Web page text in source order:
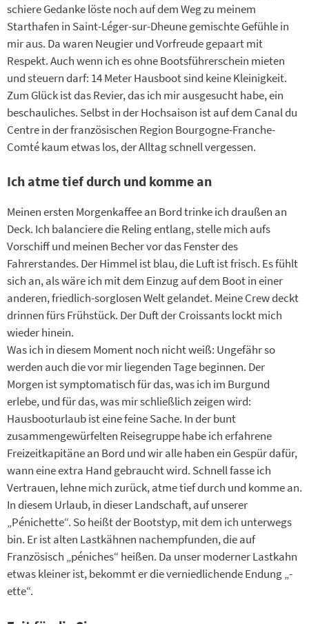
schiere Gedanke löste noch auf dem Weg zu meinem
Starthafen in Saint-Léger-sur-Dheune gemischte Gefühle in
mir aus. Da waren Neugier und Vorfreude gepaart mit
Respekt. Auch wenn ich es ohne Bootsführerschein mieten
und steuern darf: 14 Meter Hausboot sind keine Kleinigkeit.
Zum Glück ist das Revier, das ich mir ausgesucht habe, ein
beschauliches. Selbst in der Hochsaison ist auf dem Canal du
Centre in der französischen Region Bourgogne-Franche-
Comté kaum etwas los, der Alltag schnell vergessen.
Ich atme tief durch und komme an
Meinen ersten Morgenkaffee an Bord trinke ich draußen an
Deck. Ich balanciere die Reling entlang, stelle mich aufs
Vorschiff und meinen Becher vor das Fenster des
Fahrerstandes. Der Himmel ist blau, die Luft ist frisch. Es fühlt
sich an, als wäre ich mit dem Einzug auf dem Boot in einer
anderen, friedlich-sorglosen Welt gelandet. Meine Crew deckt
drinnen fürs Frühstück. Der Duft der Croissants lockt mich
wieder hinein.
Was ich in diesem Moment noch nicht weiß: Ungefähr so
werden auch die vor mir liegenden Tage beginnen. Der
Morgen ist symptomatisch für das, was ich im Burgund
erlebe, und für das, was mir schließlich zeigen wird:
Hausbooturlaub ist eine feine Sache. In der bunt
zusammengewürfelten Reisegruppe habe ich erfahrene
Freizeitkapitäne an Bord und wir alle haben ein Gespür dafür,
wann eine extra Hand gebraucht wird. Schnell fasse ich
Vertrauen, lehne mich zurück, atme tief durch und komme an.
In diesem Urlaub, in dieser Landschaft, auf unserer
„Pénichette“. So heißt der Bootstyp, mit dem ich unterwegs
bin. Er ist alten Lastkähnen nachempfunden, die auf
Französisch „péniches“ heißen. Da unser moderner Lastkahn
etwas kleiner ist, bekommt er die verniedlichende Endung „-
ette“.